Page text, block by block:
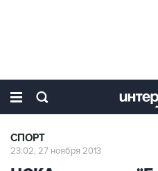
СПОРТ
23:02, 27 ноября 2013